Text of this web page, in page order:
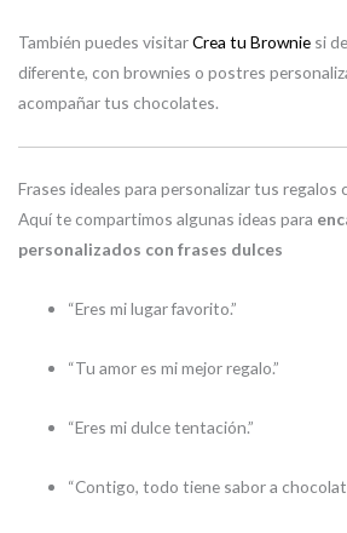
También puedes visitarCrea tu Brownie si
diferente, con brownies o postres
acompañar tus chocolates.
Frases ideales para personalizar tus regalos
Aquí te compartimos algunas ideas para
personalizados con frases dulces
“Eres mi lugar favorito.”
“Tu amor es mi mejor regalo.”
“Eres mi dulce tentación.”
“Contigo, todo tiene sabor a